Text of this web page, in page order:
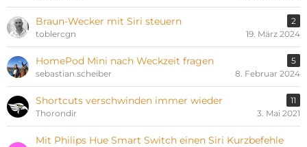
Braun-Wecker mit Siri steuern
2
toblercgn
19. März 2024
HomePod Mini nach Weckzeit fragen
5
sebastian.scheiber
8. Februar 2024
Shortcuts verschwinden immer wieder
11
Thorondir
3. Mai 2021
Mit Philips Hue Smart Switch einen Siri Kurzbefehle